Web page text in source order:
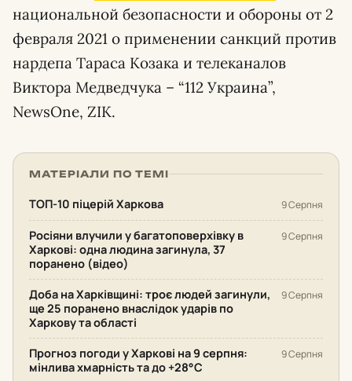
национальной безопасности и обороны от 2
февраля 2021 о применении санкций против
нардепа Тараса Козака и телеканалов
Виктора Медведчука – “112 Украина”,
NewsOne, ZIK.
МАТЕРІАЛИ ПО ТЕМІ
ТОП-10 піцерій Харкова 9 Серпня
Росіяни влучили у багатоповерхівку в
Харкові: одна людина загинула, 37
поранено (відео)
9 Серпня
Доба на Харківщині: троє людей загинули,
ще 25 поранено внаслідок ударів по
Харкову та області
9 Серпня
Прогноз погоди у Харкові на 9 серпня:
мінлива хмарність та до +28°С
9 Серпня